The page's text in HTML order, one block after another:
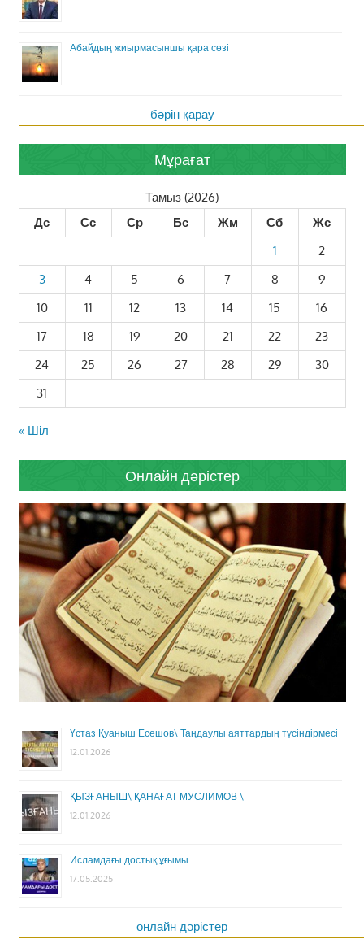
Абайдың жиырмасыншы қара сөзі
бәрін қарау
Мұрағат
Тамыз (2026)
Дс
Сс Ср Бс Жм Сб
Жс
1
2
3
4 5 6 7 8
9
10
11 12 13 14 15
16
17
18 19 20 21 22
23
24
25 26 27 28 29
30
31
« Шіл
Онлайн дәрістер
Ұстаз Қуаныш Есешов\ Таңдаулы аяттардың түсіндірмесі
12.01.2026
ҚЫЗҒАНЫШ\ ҚАНАҒАТ МУСЛИМОВ \
12.01.2026
Исламдағы достық ұғымы
17.05.2025
онлайн дәрістер